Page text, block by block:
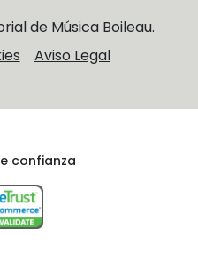
de Música Boileau.
Aviso Legal
confianza